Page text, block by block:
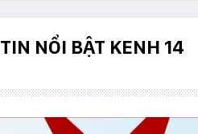
TIN NỔI BẬT KENH 14